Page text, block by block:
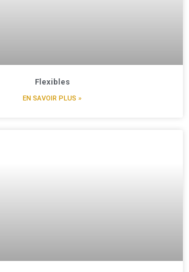
Flexibles
EN SAVOIR PLUS »